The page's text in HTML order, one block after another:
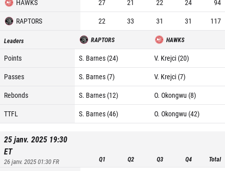
HAWKS 27 21 22 24
94
RAPTORS
22 33 31 31 117
Leaders RAPTORS HAWKS
Points S. Barnes (24)
V. Krejci (20)
Passes
S. Barnes (7)
V. Krejci (7)
Rebonds
S. Barnes (12)
O. Okongwu (8)
TTFL
S. Barnes (46) O. Okongwu (42)
25 janv. 2025 19:30
ET
26 janv. 2025 01:30FR Q1 Q2 Q3 Q4 Total